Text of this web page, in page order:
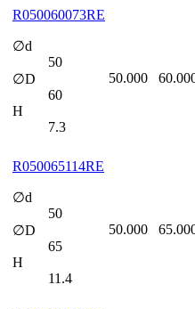
R050060073RE
∅d
50
∅D
60
H
7.3
50.000
R050065114RE
∅d
50
∅D
65
H
11.4
50.000